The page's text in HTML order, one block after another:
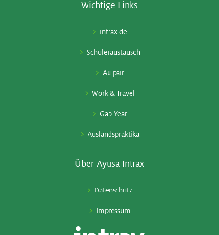
Wich­ti­ge Links
intrax.de
Schüleraustausch
Au pair
Work & Travel
Gap Year
Auslandspraktika
Über Ayu­sa In­trax
Datenschutz
Impressum